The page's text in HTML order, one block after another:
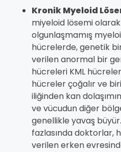
Kronik Myeloid
miyeloid lösemi
olgunlaşmamış
hücrelerde, genetik
verilen anormal bir
hücreleri KML
hücreler çoğalır ve
iliğinden kan
ve vücudun diğer
genellikle yavaş
fazlasında doktorlar,
verilen erken